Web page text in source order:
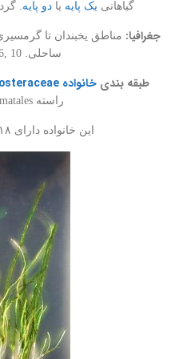
گیاهانی یک پایه یا دو پایه.
جغرافیا: مناطق یخبندان تا
ساحلی. X=6, 10 .
طبقه بندی خانواده Zosteraceae
راسته Alismatales .
این خانواده دارای ۱۸ گونه است.